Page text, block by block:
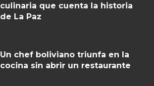
culinaria que cuenta la historia
de La Paz
Un chef boliviano triunfa en la
cocina sin abrir un restaurante